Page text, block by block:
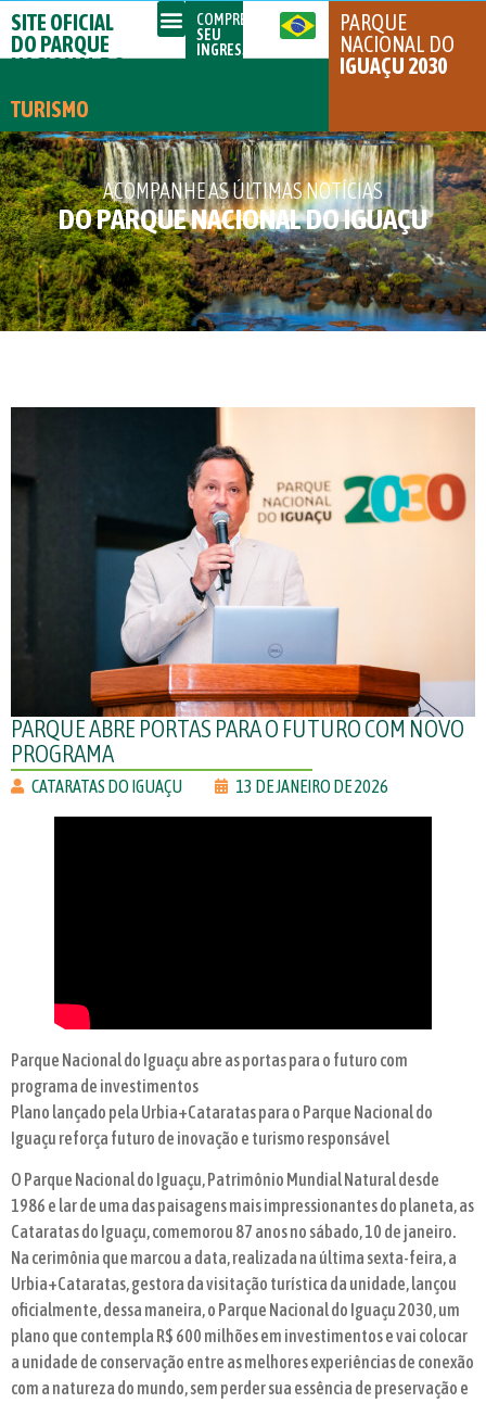
SITE OFICIAL
DO PARQUE
NACIONAL DO
TURISMO
COMPRE
SEU
INGRESSO
PARQUE
NACIONAL DO
IGUAÇU 2030
ACOMPANHE AS ÚLTIMAS NOTÍCIAS
DO PARQUE NACIONAL DO IGUAÇU
PARQUE ABRE PORTAS PARA O FUTURO COM NOVO
PROGRAMA
CATARATAS DO IGUAÇU 13 DE JANEIRO DE 2026
Parque Nacional do Iguaçu abre as portas para o futuro com
programa de investimentos
Plano lançado pela Urbia+Cataratas para o Parque Nacional do
Iguaçu reforça futuro de inovação e turismo responsável
O Parque Nacional do Iguaçu, Patrimônio Mundial Natural desde
1986 e lar de uma das paisagens mais impressionantes do planeta, as
Cataratas do Iguaçu, comemorou 87 anos no sábado, 10 de janeiro.
Na cerimônia que marcou a data, realizada na última sexta-feira, a
Urbia+Cataratas, gestora da visitação turística da unidade, lançou
oficialmente, dessa maneira, o Parque Nacional do Iguaçu 2030, um
plano que contempla R$ 600 milhões em investimentos e vai colocar
a unidade de conservação entre as melhores experiências de conexão
com a natureza do mundo, sem perder sua essência de preservação e